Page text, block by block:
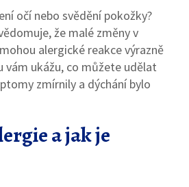
očí nebo svědění pokožky?
že malé změny v
alergické reakce výrazně
vám ukážu, co můžete udělat
zmírnily a dýchání bylo
a jak je